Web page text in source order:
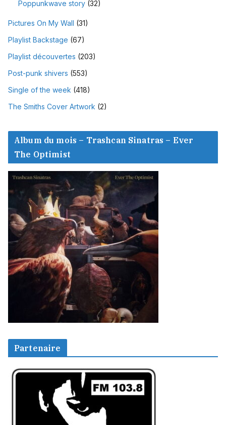
Poppunkwave story (32)
Pictures On My Wall (31)
Playlist Backstage (67)
Playlist découvertes (203)
Post-punk shivers (553)
Single of the week (418)
The Smiths Cover Artwork (2)
Album du mois – Trashcan Sinatras – Ever
The Optimist
Partenaire